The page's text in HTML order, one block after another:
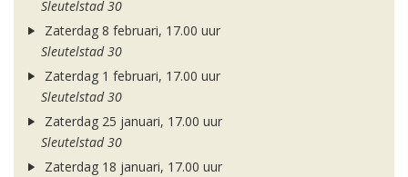
Sleutelstad 30
Zaterdag 8 februari, 17.00 uur
Sleutelstad 30
Zaterdag 1 februari, 17.00 uur
Sleutelstad 30
Zaterdag 25 januari, 17.00 uur
Sleutelstad 30
Zaterdag 18 januari, 17.00 uur